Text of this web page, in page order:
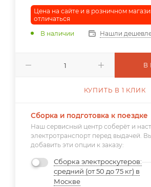
Цена на сайте и в розничном
отличаться
В наличии
Нашли
В
КУПИТЬ В 1 КЛИК
Сборка и подготовка к поездке
Наш сервисный центр соберёт и
электротранспорт перед выдачей.
добавить эти опции к заказу:
Сборка электроскутеров:
средний (от 50 до 75 кг) в
Москве